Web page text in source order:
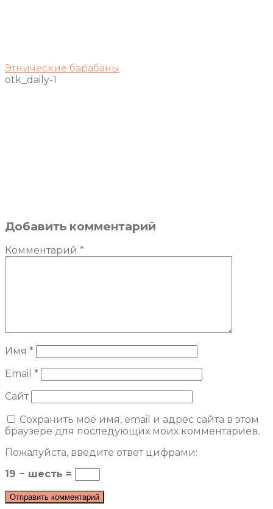
Этнические барабаны
otk_daily-1
Добавить комментарий
Комментарий *
Имя *
Email *
Сайт
Сохранить моё имя, email и адрес сайта в этом
браузере для последующих моих комментариев.
Пожалуйста, введите ответ цифрами:
19 − шесть =